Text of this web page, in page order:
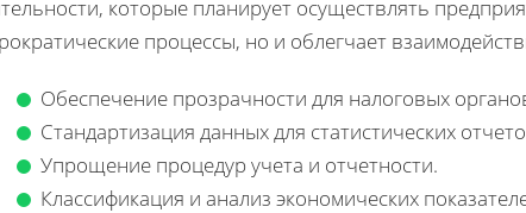
которые планирует осуществлять
процессы, но и облегчает
Обеспечение прозрачности для налоговых
Стандартизация данных для статистических
Упрощение процедур учета и отчетности.
Классификация и анализ экономических